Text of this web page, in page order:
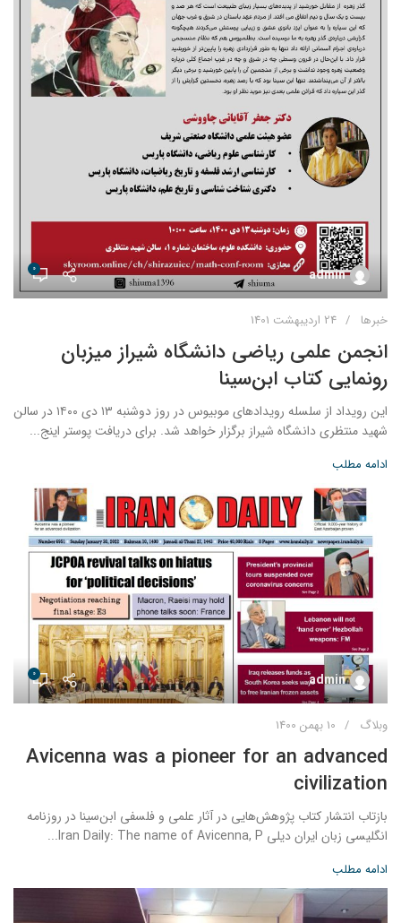
admin
0
خبرها 24 اردیبهشت 1401
انجمن علمی ریاضی دانشگاه شیراز میزبان
رونمایی کتاب ابن‌سینا
این رویداد از سلسله رویدادهای موبیوس در روز دوشنبه ۱۳ دی ۱۴۰۰ در سالن
شهید منتظری دانشگاه شیراز برگزار خواهد شد. برای دریافت پوستر اینج...
ادامه مطلب
admin
0
وبلاگ 10 بهمن 1400
Avicenna was a pioneer for an advanced
civilization
بازتاب انتشار کتاب پژوهش‌هایی در آثار علمی و فلسفی ابن‌سینا در روزنامه
انگلیسی زبان ایران دیلی Iran Daily: The name of Avicenna, P...
ادامه مطلب